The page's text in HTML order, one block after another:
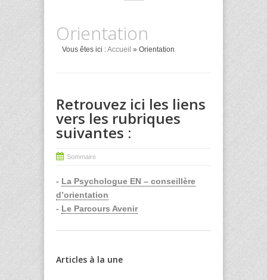
Orientation
Vous êtes ici :Accueil » Orientation
Retrouvez ici les liens
vers les rubriques
suivantes :
Sommaire
- La Psychologue EN – conseillère
d’orientation
- Le Parcours Avenir
Articles à la une